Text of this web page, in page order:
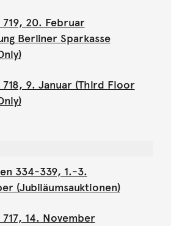
20. Februar
Berliner Sparkasse
9. Januar (Third Floor
334-339, 1.-3.
(Jubiläumsauktionen)
14. November